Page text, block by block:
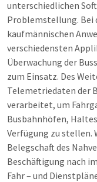
unterschiedlichen
Problemstellung. Bei
kaufmännischen
verschiedensten
Überwachung der
zum Einsatz. Des
Telemetriedaten der
verarbeitet, um
Busbahnhöfen,
Verfügung zu
Belegschaft des
Beschäftigung nach
Fahr – und